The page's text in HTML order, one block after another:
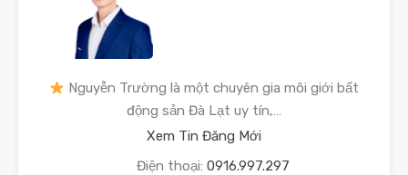
Nguyễn Trường là một chuyên gia môi giới bất
động sản Đà Lạt uy tín,…
Xem Tin Đăng Mới
Điện thoại: 0916.997.297